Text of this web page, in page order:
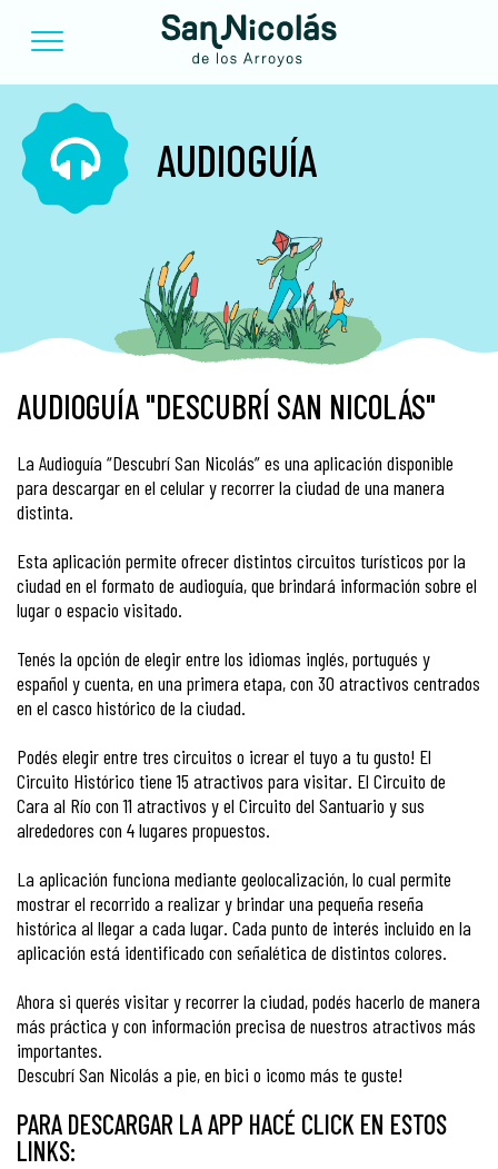
AUDIOGUÍA
AUDIOGUÍA "DESCUBRÍ SAN NICOLÁS"
La Audioguía “Descubrí San Nicolás” es una aplicación disponible
para descargar en el celular y recorrer la ciudad de una manera
distinta.
Esta aplicación permite ofrecer distintos circuitos turísticos por la
ciudad en el formato de audioguía, que brindará información sobre el
lugar o espacio visitado.
Tenés la opción de elegir entre los idiomas inglés, portugués y
español y cuenta, en una primera etapa, con 30 atractivos centrados
en el casco histórico de la ciudad.
Podés elegir entre tres circuitos o ¡crear el tuyo a tu gusto! El
Circuito Histórico tiene 15 atractivos para visitar. El Circuito de
Cara al Río con 11 atractivos y el Circuito del Santuario y sus
alrededores con 4 lugares propuestos.
La aplicación funciona mediante geolocalización, lo cual permite
mostrar el recorrido a realizar y brindar una pequeña reseña
histórica al llegar a cada lugar. Cada punto de interés incluido en la
aplicación está identificado con señalética de distintos colores.
Ahora si querés visitar y recorrer la ciudad, podés hacerlo de manera
más práctica y con información precisa de nuestros atractivos más
importantes.
Descubrí San Nicolás a pie, en bici o ¡como más te guste!
PARA DESCARGAR LA APP HACÉ CLICK EN ESTOS
LINKS: